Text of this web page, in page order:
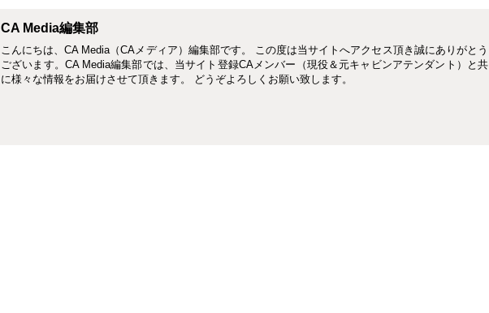
CA Media編集部
こんにちは、CA Media（CAメディア）編集部です。 この度は当サイトへアクセス頂き誠にありがとう
ございます。CA Media編集部では、当サイト登録CAメンバー（現役＆元キャビンアテンダント）と共
に様々な情報をお届けさせて頂きます。 どうぞよろしくお願い致します。